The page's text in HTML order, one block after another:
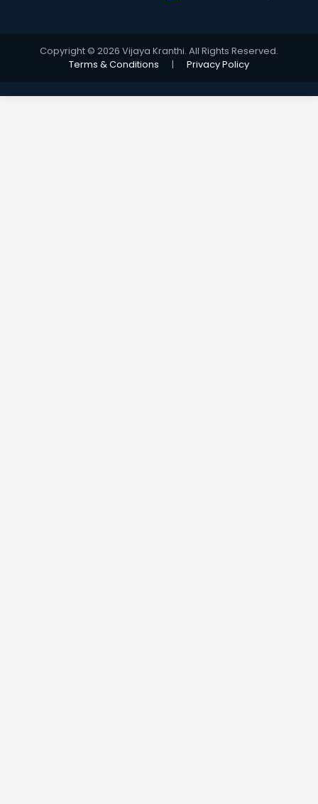
Copyright © 2026 Vijaya Kranthi. All Rights Reserved.
Terms & Conditions
| Privacy Policy